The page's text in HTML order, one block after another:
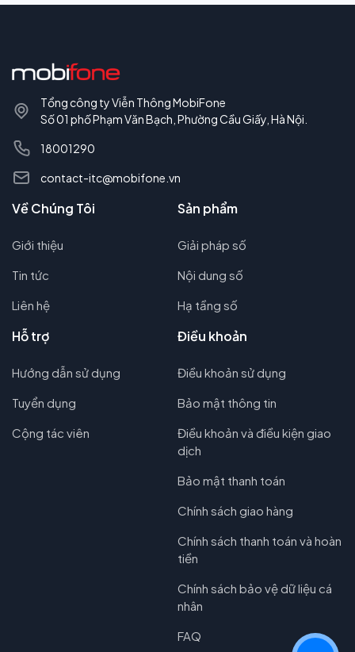
Tổng công ty Viễn Thông MobiFone
Số 01 phố Phạm Văn Bạch, Phường Cầu Giấy, Hà Nội.
18001290
contact-itc@mobifone.vn
Về Chúng Tôi
Giới thiệu
Tin tức
Liên hệ
Sản phẩm
Giải pháp số
Nội dung số
Hạ tầng số
Hỗ trợ
Hướng dẫn sử dụng
Tuyển dụng
Cộng tác viên
Điều khoản
Điều khoản sử dụng
Bảo mật thông tin
Điều khoản và điều kiện giao
dịch
Bảo mật thanh toán
Chính sách giao hàng
Chính sách thanh toán và hoàn
tiền
Chính sách bảo vệ dữ liệu cá
nhân
FAQ